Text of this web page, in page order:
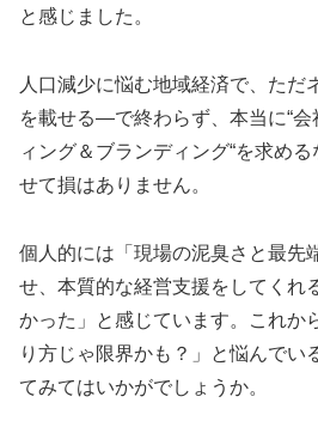
と感じました。
人口減少に悩む地域経済で、ただ
を載せる―で終わらず、本当に“
ィング＆ブランディング“を求め
せて損はありません。
個人的には「現場の泥臭さと最先
せ、本質的な経営支援をしてくれ
かった」と感じています。これか
り方じゃ限界かも？」と悩んでい
てみてはいかがでしょうか。